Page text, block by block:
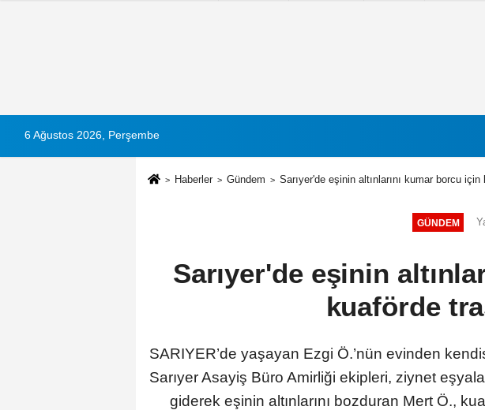
6 Ağustos 2026, Perşembe
Haberler Gündem Sarıyer'de eşinin altınlarını kumar borcu
GÜNDEM
Sarıyer'de eşinin
kuaförde
SARIYER’de yaşayan Ezgi Ö.’nün evinden
Sarıyer Asayiş Büro Amirliği ekipleri, ziynet
giderek eşinin altınlarını bozduran Mert Ö.,